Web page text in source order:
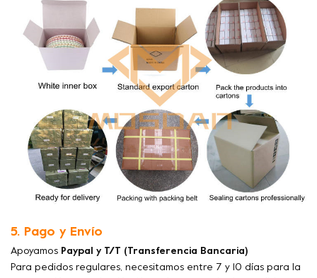
5. Pago y Envío
Apoyamos Paypal y T/T (Transferencia Bancaria)
Para pedidos regulares, necesitamos entre 7 y 10 días para la